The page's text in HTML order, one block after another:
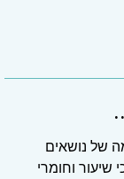
של נושאים
שיעור וחומרי